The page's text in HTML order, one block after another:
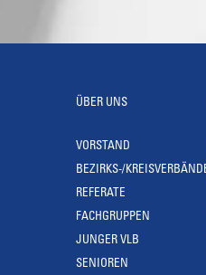
ÜBER UNS
VORSTAND
BEZIRKS-/
REFERATE
FACHGRUPPEN
JUNGER VLB
SENIOREN